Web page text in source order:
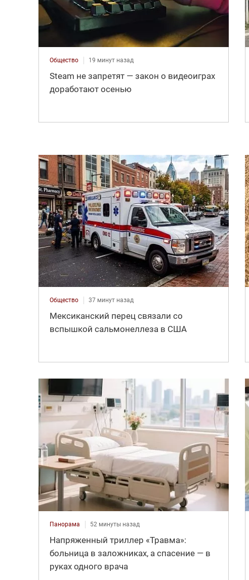
Общество 19 минут назад
Steam не запретят — закон о видеоиграх
доработают осенью
Общество 37 минут назад
Мексиканский перец связали со
вспышкой сальмонеллеза в США
Панорама 52 минуты назад
Напряженный триллер «Травма»:
больница в заложниках, а спасение — в
руках одного врача